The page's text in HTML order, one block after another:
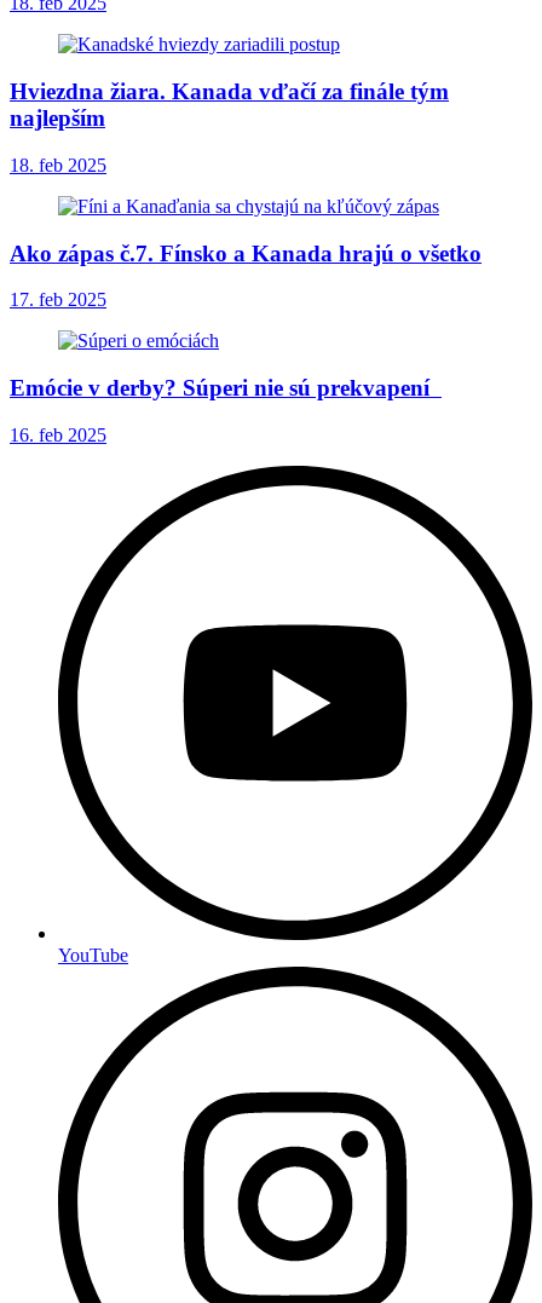
Hviezdna žiara. Kanada vďačí za finále tým
najlepším
18. feb 2025
Ako zápas č.7. Fínsko a Kanada hrajú o všetko
17. feb 2025
Emócie v derby? Súperi nie sú prekvapení
16. feb 2025
YouTube